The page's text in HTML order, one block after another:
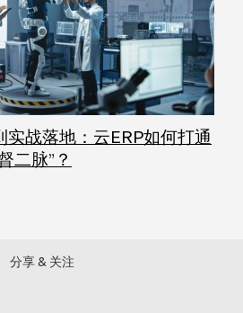
实战落地：云ERP如何打通
二脉”？
分享 & 关注